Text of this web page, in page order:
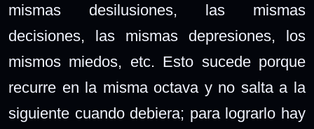
mismas desilusiones, las mismas
decisiones, las mismas depresiones, los
mismos miedos, etc. Esto sucede porque
recurre en la misma octava y no salta a la
siguiente cuando debiera; para lograrlo hay